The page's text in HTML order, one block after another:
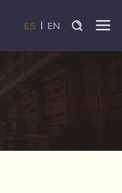
ES EN